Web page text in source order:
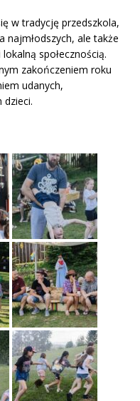
w tradycję przedszkola,
ale także
społecznością.
zakończeniem roku
udanych,
dzieci.